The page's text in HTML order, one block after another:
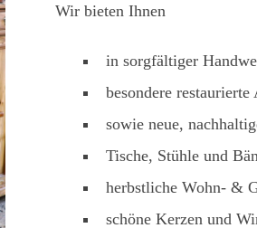
Wir bieten Ihnen
in sorgfältiger
besondere
sowie neue,
Tische, Stühle und
herbstliche Wohn- &
schöne Kerzen und